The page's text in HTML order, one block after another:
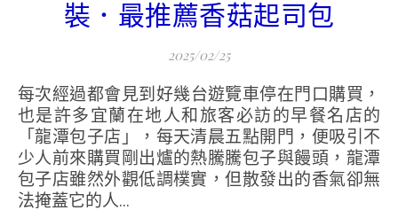
裝．最推薦香菇起司包
2025/02/25
每次經過都會見到好幾台遊覽車停在門口購買，
也是許多宜蘭在地人和旅客必訪的早餐名店的
「龍潭包子店」，每天清晨五點開門，便吸引不
少人前來購買剛出爐的熱騰騰包子與饅頭，龍潭
包子店雖然外觀低調樸實，但散發出的香氣卻無
法掩蓋它的人...